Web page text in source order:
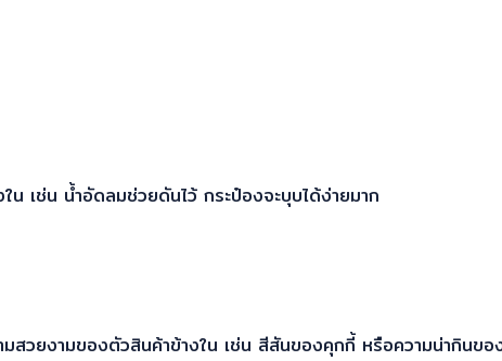
น เช่น น้ำอัดลมช่วยดันไว้ กระป๋องจะบุบได้ง่ายมาก
สวยงามของตัวสินค้าข้างใน เช่น สีสันของคุกกี้ หรือความน่ากินข